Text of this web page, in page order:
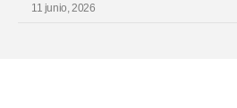
11 junio, 2026